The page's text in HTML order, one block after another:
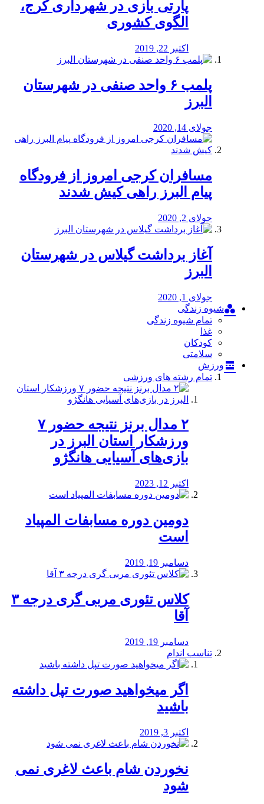
پارتی بازی در شهرداری کرج،
الگوی کشوری
اکتبر 22, 2019
پلمب ۶ واحد صنفی در شهرستان
البرز
جولای 14, 2020
مسافران کرجی امروز از فرودگاه
پیام البرز راهی کیش شدند
جولای 2, 2020
آغاز برداشت گیلاس در شهرستان
البرز
جولای 1, 2020
شیوه زندگی
تمام شیوه زندگی
غذا
کودکان
سلامتی
ورزش
تمام رشته های ورزشی
۲ مدال برنز نتیجه حضور ۷
ورزشکار استان البرز در
بازی‌های آسیایی هانگژو
اکتبر 12, 2023
دومین دوره مسابفات المپیاد
است
دسامبر 19, 2019
کلاس تئوری مربی گری درجه ۳
آقا
دسامبر 19, 2019
تناسب اندام
اگر میخواهید صورت تپل داشته
باشید
اکتبر 3, 2019
نخوردن شام باعث لاغری نمی
‌شود